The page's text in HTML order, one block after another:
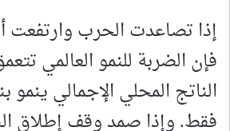
إذا تصاعدت الحرب وارتفعت
فإن الضربة للنمو العالمي
فقط. وإذا صمد وقف إطلاق